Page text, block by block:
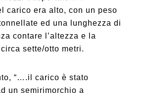
carico era alto, con un peso
ed una lunghezza di
contare l’altezza e la
sette/otto metri.
“….il carico è stato
un semirimorchio a